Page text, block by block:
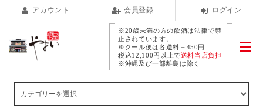
アカウント 会員登録 ログイン
※20歳未満の方の飲酒は法律で禁
止されています。
※クール便は各送料＋450円
税込12,100円以上で送料当店負担
※沖縄及び一部離島は除く